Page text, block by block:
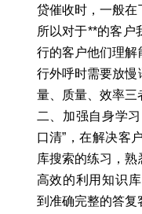
贷催收时，一般在
所以对于**的客户
行的客户他们理
行外呼时需要放慢
量、质量、效率三
二、加强自身学
口清”，在解决客
库搜索的练习，
高效的利用知识
到准确完整的答复